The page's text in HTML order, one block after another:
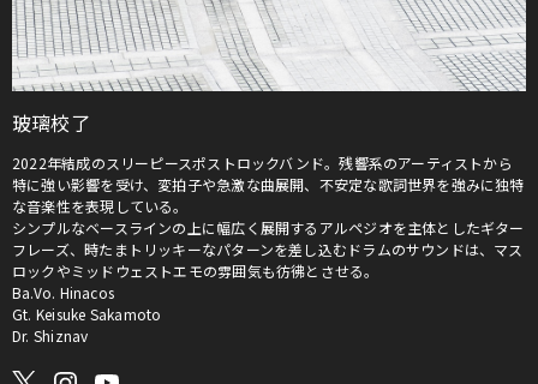
玻璃校了
2022年結成のスリーピースポストロックバンド。残響系のアーティストから
特に強い影響を受け、変拍子や急激な曲展開、不安定な歌詞世界を強みに独特
な音楽性を表現している。
シンプルなベースラインの上に幅広く展開するアルペジオを主体としたギター
フレーズ、時たまトリッキーなパターンを差し込むドラムのサウンドは、マス
ロックやミッドウェストエモの雰囲気も彷彿とさせる。
Ba.Vo. Hinacos
Gt. Keisuke Sakamoto
Dr. Shiznav